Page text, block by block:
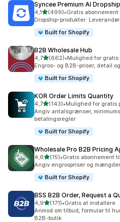
Syncee Premium AI
4,1ud af 5 stjerner
(499)
499 anmeldelser i alt
•Gratis
Dropship-produkter:
Built for Shopify
B2B Wholesale Hub
4,7ud af 5 stjerner
(662)
662 anmeldelser i alt
•Mulighed for gratis
Engros- og B2B-priser, detail
Built for Shopify
KOR Order Limits Quantity
4,7ud af 5 stjerner
(143)
143 anmeldelser i alt
•Mulighed for gratis
Angiv antalsgrænser,
betalingsregler
Built for Shopify
Wholesale Pro B2B Pricing
4,6ud af 5 stjerner
(15)
15 anmeldelser i alt
•Gratis abonnement
Angiv engrospriser og
Built for Shopify
BSS B2B Order, Request a
4,9ud af 5 stjerner
(171)
171 anmeldelser i alt
•Gratis at installere
Anmod om tilbud, formular til
B2B-butik